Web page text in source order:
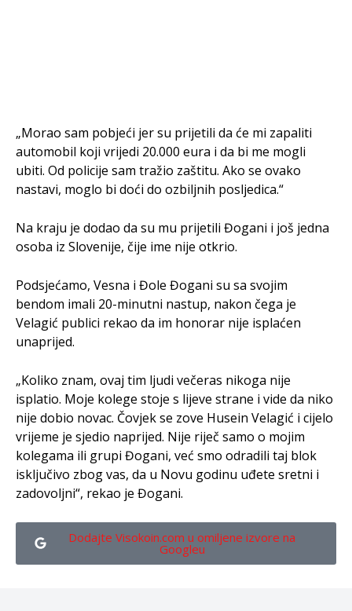
„Morao sam pobjeći jer su prijetili da će mi zapaliti
automobil koji vrijedi 20.000 eura i da bi me mogli
ubiti. Od policije sam tražio zaštitu. Ako se ovako
nastavi, moglo bi doći do ozbiljnih posljedica.“
Na kraju je dodao da su mu prijetili Đogani i još jedna
osoba iz Slovenije, čije ime nije otkrio.
Podsjećamo, Vesna i Đole Đogani su sa svojim
bendom imali 20-minutni nastup, nakon čega je
Velagić publici rekao da im honorar nije isplaćen
unaprijed.
„Koliko znam, ovaj tim ljudi večeras nikoga nije
isplatio. Moje kolege stoje s lijeve strane i vide da niko
nije dobio novac. Čovjek se zove Husein Velagić i cijelo
vrijeme je sjedio naprijed. Nije riječ samo o mojim
kolegama ili grupi Đogani, već smo odradili taj blok
isključivo zbog vas, da u Novu godinu uđete sretni i
zadovoljni“, rekao je Đogani.
Dodajte Visokoin.com u omiljene izvore na
Googleu